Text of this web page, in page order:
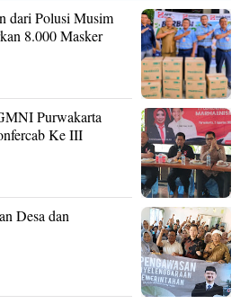
dari Polusi Musim
8.000 Masker
Purwakarta
Ke III
Desa dan